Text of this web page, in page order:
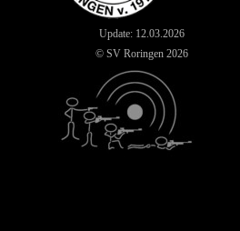
Update: 12.03.2026
© SV Roringen 2026